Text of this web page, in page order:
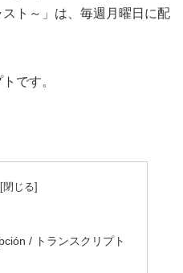
ト～」は、毎週月曜日に配
です。
/ トランスクリプト